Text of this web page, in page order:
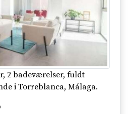
2 badeværelser, fuldt
i Torreblanca, Málaga.